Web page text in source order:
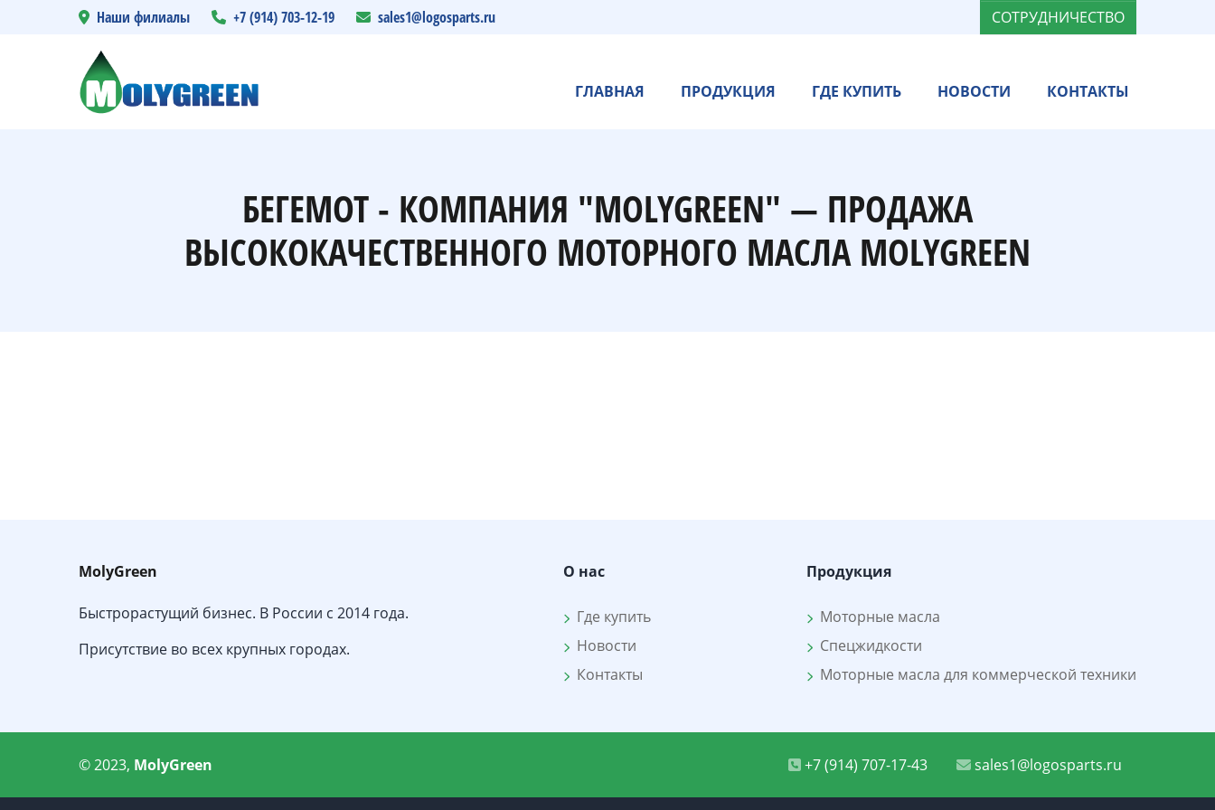
ГЛАВНАЯ ПРОДУКЦИЯ ГДЕ КУПИТЬ НОВОСТИ КОНТАКТЫ
Наши филиалы +7 (914) 703-12-19 sales1@logosparts.ru СОТРУДНИЧЕСТВО
БЕГЕМОТ - КОМПАНИЯ "MOLYGREEN" — ПРОДАЖА
ВЫСОКОКАЧЕСТВЕННОГО МОТОРНОГО МАСЛА MOLYGREEN
MolyGreen
Быстрорастущий бизнес. В России с 2014 года.
Присутствие во всех крупных городах.
О нас
Где купить
Новости
Контакты
Продукция
Моторные масла
Спецжидкости
Моторные масла для коммерческой техники
© 2023, MolyGreen +7 (914) 707-17-43 sales1@logosparts.ru